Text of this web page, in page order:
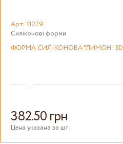
Арт: 11279
Силіконові форми
ФОРМА СИЛІКОНОВА "ЛИМОН" 3D
382.50 грн
Цена указана за шт.